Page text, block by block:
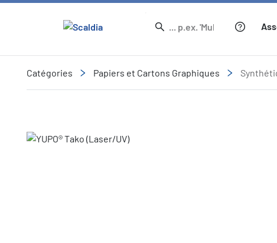
Catégories Papiers et Cartons Graphiques
Slide 1 of 1